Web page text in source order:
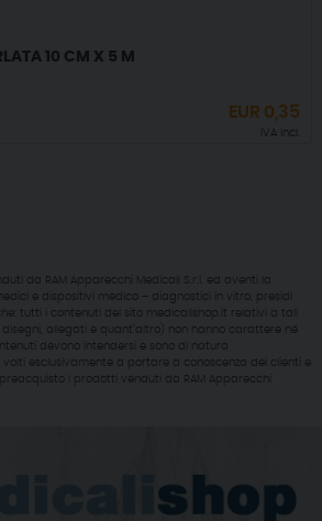
10 CM X 5 M
EUR 0,35
IVA incl.
da RAM Apparecchi Medicali S.r.l. ed aventi la
e dispositivi medico – diagnostici in vitro, presidi
tutti i contenuti del sito medicalishop.it relativi a tali
allegati e quant’altro) non hanno carattere né
devono intendersi e sono di natura
esclusivamente a portare a conoscenza dei clienti e
i prodotti venduti da RAM Apparecchi